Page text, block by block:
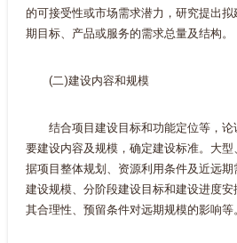
的可接受性或市场需求潜力，研究提出
期目标、产品或服务的需求总量及结构。
(二)建设内容和规模
结合项目建设目标和功能定位等，
要建设内容及规模，确定建设标准。大
据项目整体规划、资源利用条件及近远
建设规模、分阶段建设目标和建设进度
其合理性、预留条件对远期规模的影响等